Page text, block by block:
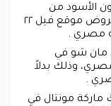
الأسود من
ماركة ميبيلين في قائمة تخفيضات عروض موقع فيل ٢٢
مان شو في
٢٢ فقط 395 جنيه مصري، وذلك بدلاً
مونتال في